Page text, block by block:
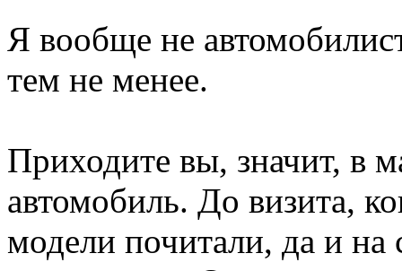
Я вообще не
тем не менее.
Приходите вы, значит, в
автомобиль. До визита,
модели почитали, да и на